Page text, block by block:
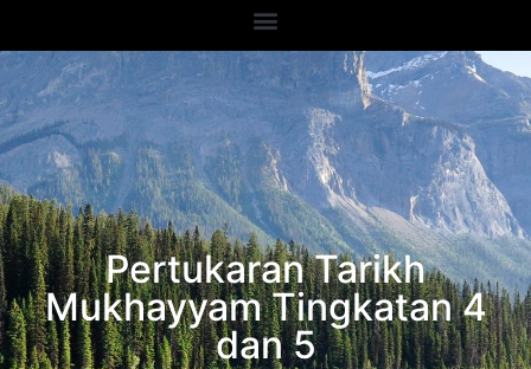
Pertukaran Tarikh
Mukhayyam Tingkatan 4
dan 5